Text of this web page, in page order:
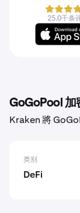
25.0千条
GoGoPool 加
Kraken 將
类别
DeFi